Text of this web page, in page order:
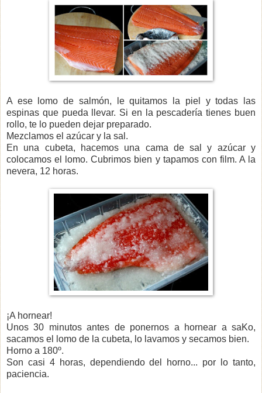
A ese lomo de salmón, le quitamos la piel y todas las
espinas que pueda llevar. Si en la pescadería tienes buen
rollo, te lo pueden dejar preparado.
Mezclamos el azúcar y la sal.
En una cubeta, hacemos una cama de sal y azúcar y
colocamos el lomo. Cubrimos bien y tapamos con film. A la
nevera, 12 horas.
¡A hornear!
Unos 30 minutos antes de ponernos a hornear a saKo,
sacamos el lomo de la cubeta, lo lavamos y secamos bien.
Horno a 180º.
Son casi 4 horas, dependiendo del horno... por lo tanto,
paciencia.